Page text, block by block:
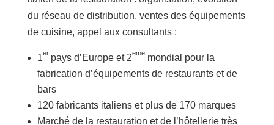
du réseau de distribution, ventes des équipements
de cuisine, appel aux consultants :
1er pays d’Europe et 2ememondial pour la
fabrication d’équipements de restaurants et de
bars
120 fabricants italiens et plus de 170 marques
Marché de la restauration et de l’hôtellerie très